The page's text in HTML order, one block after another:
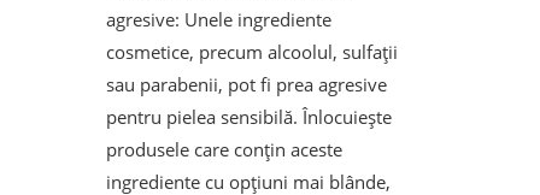
agresive: Unele ingrediente
cosmetice, precum alcoolul, sulfații
sau parabenii, pot fi prea agresive
pentru pielea sensibilă. Înlocuiește
produsele care conțin aceste
ingrediente cu opțiuni mai blânde,